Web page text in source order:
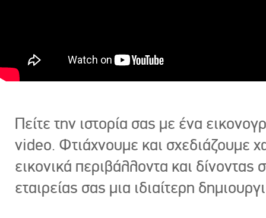
Πείτε την ιστορία σας με ένα
video. Φτιάχνουμε και σχεδιάζουμε
εικονικά περιβάλλοντα και δίνοντας
εταιρείας σας μια ιδιαίτερη